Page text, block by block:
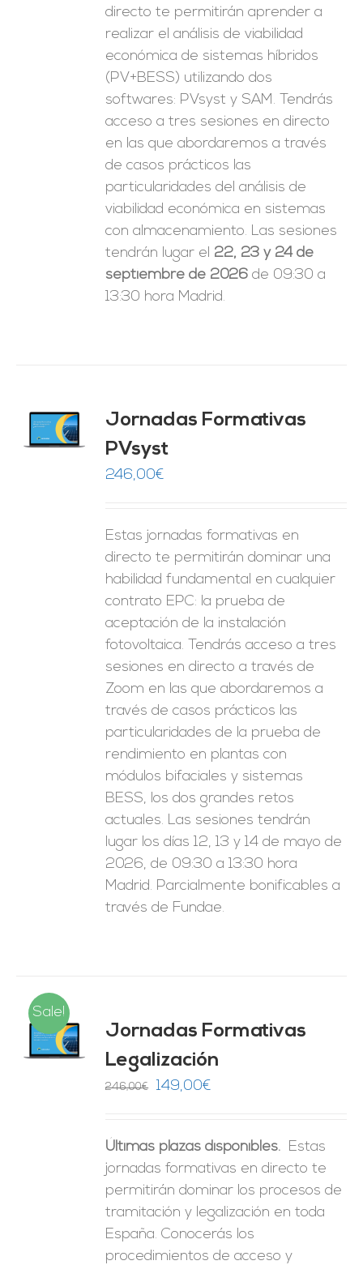
directo te permitirán aprender a
realizar el análisis de viabilidad
económica de sistemas híbridos
(PV+BESS) utilizando dos
softwares: PVsyst y SAM. Tendrás
acceso a tres sesiones en directo
en las que abordaremos a través
de casos prácticos las
particularidades del análisis de
viabilidad económica en sistemas
con almacenamiento. Las sesiones
tendrán lugar el 22, 23 y 24 de
septiembre de 2026 de 09:30 a
13:30 hora Madrid.
Jornadas Formativas
PVsyst
246,00€
Estas jornadas formativas en
directo te permitirán dominar una
habilidad fundamental en cualquier
contrato EPC: la prueba de
aceptación de la instalación
fotovoltaica. Tendrás acceso a tres
sesiones en directo a través de
Zoom en las que abordaremos a
través de casos prácticos las
particularidades de la prueba de
rendimiento en plantas con
módulos bifaciales y sistemas
BESS, los dos grandes retos
actuales. Las sesiones tendrán
lugar los días 12, 13 y 14 de mayo de
2026, de 09:30 a 13:30 hora
Madrid. Parcialmente bonificables a
través de Fundae.
Sale!
Jornadas Formativas
Legalización
246,00€
El
era:
246,00€.
149,00€
es:
149,00€.
Últimas plazas disponibles. Estas
jornadas formativas en directo te
permitirán dominar los procesos de
tramitación y legalización en toda
España. Conocerás los
procedimientos de acceso y